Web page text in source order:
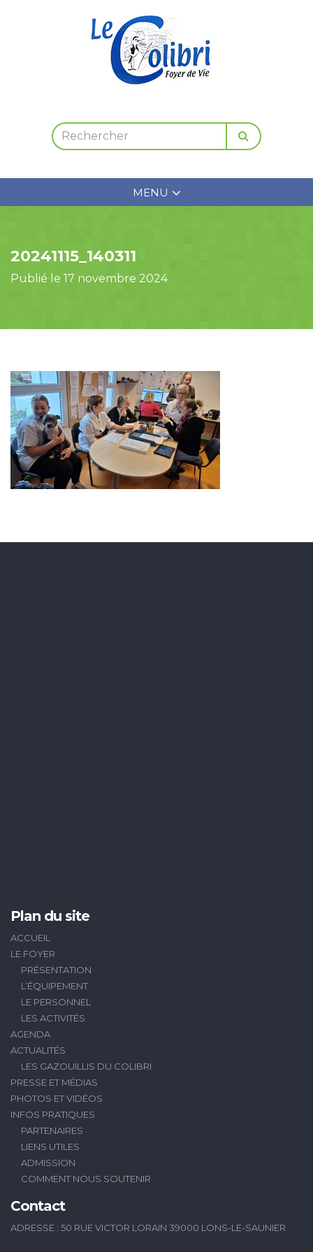
MENU
20241115_140311
Publié le 17 novembre 2024
Plan du site
ACCUEIL
LE FOYER
PRÉSENTATION
L’ÉQUIPEMENT
LE PERSONNEL
LES ACTIVITÉS
AGENDA
ACTUALITÉS
LES GAZOUILLIS DU COLIBRI
PRESSE ET MÉDIAS
PHOTOS ET VIDÉOS
INFOS PRATIQUES
PARTENAIRES
LIENS UTILES
ADMISSION
COMMENT NOUS SOUTENIR
Contact
ADRESSE : 50 RUE VICTOR LORAIN 39000 LONS-LE-SAUNIER